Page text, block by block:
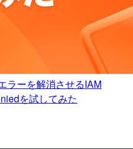
ラーを解消させるIAM
を試してみた